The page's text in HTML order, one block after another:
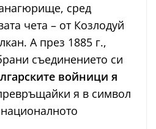
сред
чета – от Козлодуй
А през 1885 г.,
съединението си
войници я
я в символ